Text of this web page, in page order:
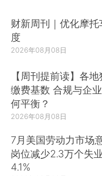
财新周刊｜优化摩托
度
2026年08月08日
【周刊提前读】各
缴费基数 合规与企
何平衡？
2026年08月08日
7月美国劳动力市场
岗位减少2.3万个失
4.1%